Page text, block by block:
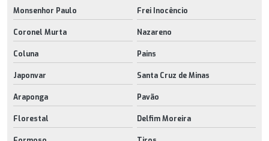
Monsenhor Paulo Frei Inocêncio
Coronel Murta Nazareno
Coluna Pains
Japonvar Santa Cruz de Minas
Araponga Pavão
Florestal Delfim Moreira